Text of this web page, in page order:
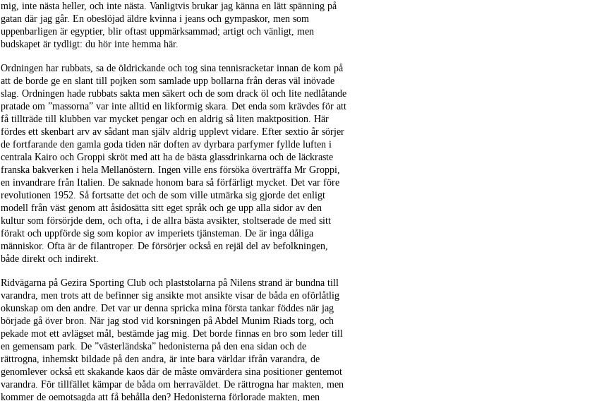
mig, inte nästa heller, och inte nästa. Vanligtvis brukar jag känna en lätt spänning på
gatan där jag går. En obeslöjad äldre kvinna i jeans och gympaskor, men som
uppenbarligen är egyptier, blir oftast uppmärksammad; artigt och vänligt, men
budskapet är tydligt: du hör inte hemma här.
Ordningen har rubbats, sa de öldrickande och tog sina tennisracketar innan de kom på
att de borde ge en slant till pojken som samlade upp bollarna från deras väl inövade
slag. Ordningen hade rubbats sakta men säkert och de som drack öl och lite nedlåtande
pratade om ”massorna” var inte alltid en likformig skara. Det enda som krävdes för att
få tillträde till klubben var mycket pengar och en aldrig så liten maktposition. Här
fördes ett skenbart arv av sådant man själv aldrig upplevt vidare. Efter sextio år sörjer
de fortfarande den gamla goda tiden när doften av dyrbara parfymer fyllde luften i
centrala Kairo och Groppi skröt med att ha de bästa glassdrinkarna och de läckraste
franska bakverken i hela Mellanöstern. Ingen ville ens försöka överträffa Mr Groppi,
en invandrare från Italien. De saknade honom bara så förfärligt mycket. Det var före
revolutionen 1952. Så fortsatte det och de som ville utmärka sig gjorde det enligt
modell från väst genom att åsidosätta sitt eget språk och ge upp alla sidor av den
kultur som försörjde dem, och ofta, i de allra bästa avsikter, stoltserade de med sitt
förakt och uppförde sig som kopior av imperiets tjänsteman. De är inga dåliga
människor. Ofta är de filantroper. De försörjer också en rejäl del av befolkningen,
både direkt och indirekt.
Ridvägarna på Gezira Sporting Club och plaststolarna på Nilens strand är bundna till
varandra, men trots att de befinner sig ansikte mot ansikte visar de båda en oförlåtlig
okunskap om den andre. Det var ur denna spricka mina första tankar föddes när jag
började gå över bron. När jag stod vid korsningen på Abdel Munim Riads torg, och
pekade mot ett avlägset mål, bestämde jag mig. Det borde finnas en bro som leder till
en gemensam park. De ”västerländska” hedonisterna på den ena sidan och de
rättrogna, inhemskt bildade på den andra, är inte bara världar ifrån varandra, de
genomlever också ett skakande kaos där de måste omvärdera sina positioner gentemot
varandra. För tillfället kämpar de båda om herraväldet. De rättrogna har makten, men
kommer de oemotsagda att få behålla den? Hedonisterna förlorade makten, men